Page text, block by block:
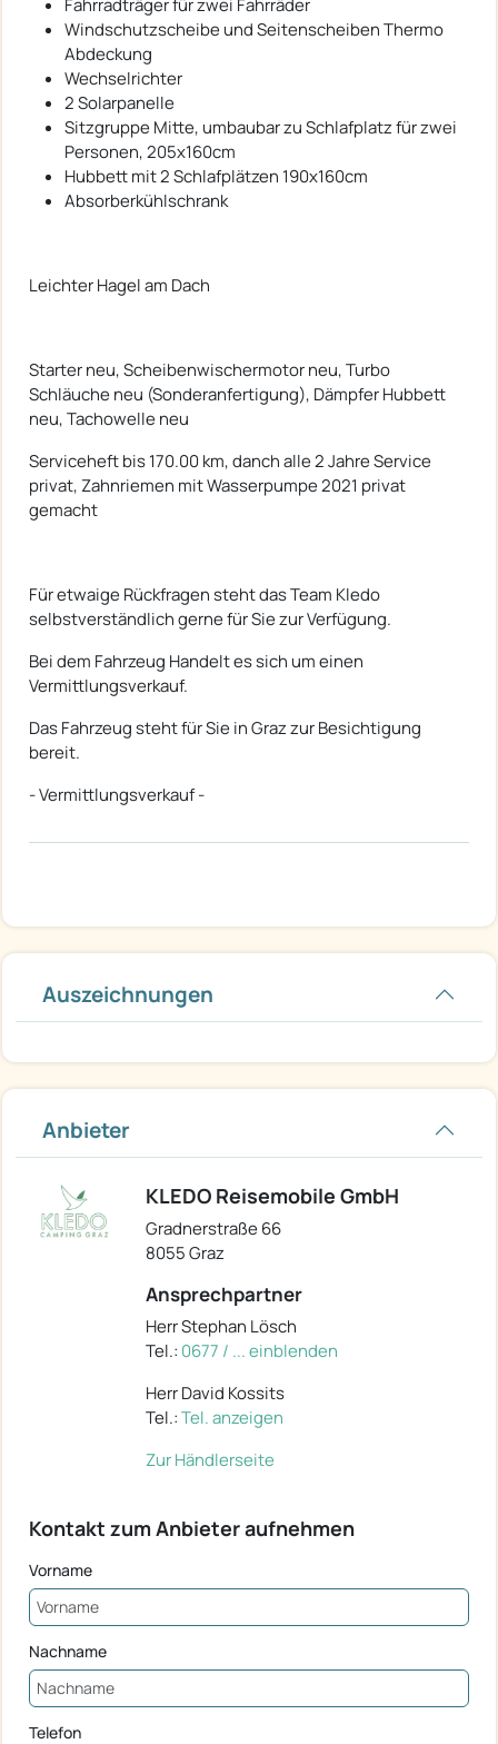
Fahrradträger für zwei Fahrräder
Windschutzscheibe und Seitenscheiben Thermo
Abdeckung
Wechselrichter
2 Solarpanelle
Sitzgruppe Mitte, umbaubar zu Schlafplatz für zwei
Personen, 205x160cm
Hubbett mit 2 Schlafplätzen 190x160cm
Absorberkühlschrank
Leichter Hagel am Dach
Starter neu, Scheibenwischermotor neu, Turbo
Schläuche neu (Sonderanfertigung), Dämpfer Hubbett
neu, Tachowelle neu
Serviceheft bis 170.00 km, danch alle 2 Jahre Service
privat, Zahnriemen mit Wasserpumpe 2021 privat
gemacht
Für etwaige Rückfragen steht das Team Kledo
selbstverständlich gerne für Sie zur Verfügung.
Bei dem Fahrzeug Handelt es sich um einen
Vermittlungsverkauf.
Das Fahrzeug steht für Sie in Graz zur Besichtigung
bereit.
- Vermittlungsverkauf -
Auszeichnungen
Anbieter
KLEDO Reisemobile GmbH
Gradnerstraße 66
8055 Graz
Ansprechpartner
Herr Stephan Lösch
Tel.: 0677 / ... einblenden
Herr David Kossits
Tel.:Tel. anzeigen
Zur Händlerseite
Kontakt zum Anbieter aufnehmen
Vorname
Nachname
Telefon